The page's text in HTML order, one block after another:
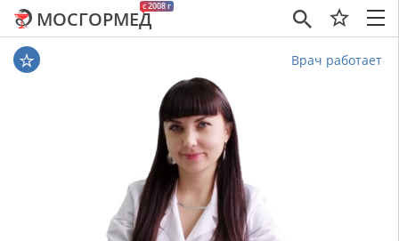
×
c 2008 г
МОСГОРМЕД
Врач работает